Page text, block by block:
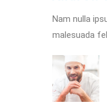
Nam nulla
malesuada